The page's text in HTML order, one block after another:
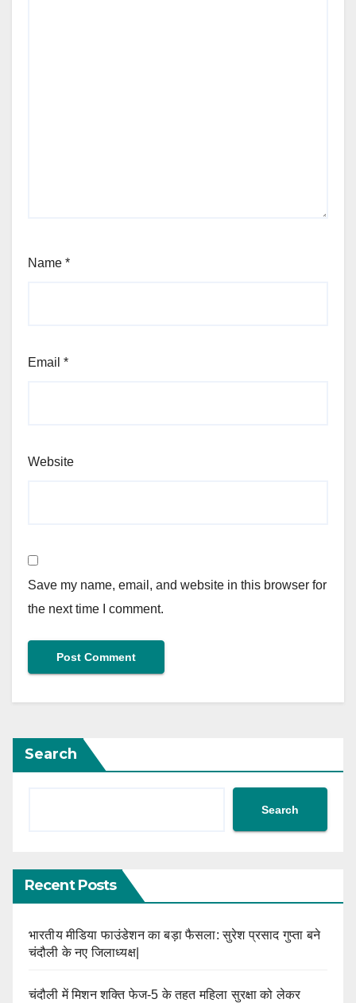
Name *
Email *
Website
Save my name, email, and website in this browser for
the next time I comment.
Search
Search
Recent Posts
भारतीय मीडिया फाउंडेशन का बड़ा फैसला: सुरेश प्रसाद गुप्ता बने
चंदौली के नए जिलाध्यक्ष|
चंदौली में मिशन शक्ति फेज-5 के तहत महिला सुरक्षा को लेकर